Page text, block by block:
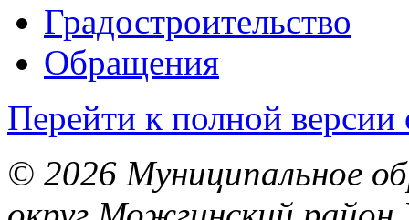
Градостроительство
Обращения
Перейти к полной версии
© 2026 Муниципальное